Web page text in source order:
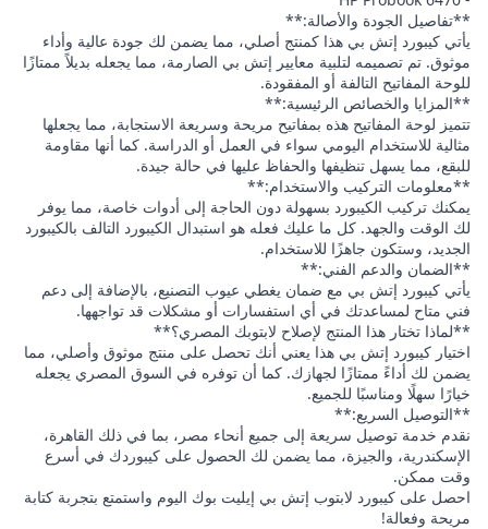
**تفاصيل الجودة والأصالة:**
يأتي كيبورد إتش بي هذا كمنتج أصلي، مما يضمن لك جودة عالية وأداء
موثوق. تم تصميمه لتلبية معايير إتش بي الصارمة، مما يجعله بديلاً ممتازًا
للوحة المفاتيح التالفة أو المفقودة.
**المزايا والخصائص الرئيسية:**
تتميز لوحة المفاتيح هذه بمفاتيح مريحة وسريعة الاستجابة، مما يجعلها
مثالية للاستخدام اليومي سواء في العمل أو الدراسة. كما أنها مقاومة
للبقع، مما يسهل تنظيفها والحفاظ عليها في حالة جيدة.
**معلومات التركيب والاستخدام:**
يمكنك تركيب الكيبورد بسهولة دون الحاجة إلى أدوات خاصة، مما يوفر
لك الوقت والجهد. كل ما عليك فعله هو استبدال الكيبورد التالف بالكيبورد
الجديد، وستكون جاهزًا للاستخدام.
**الضمان والدعم الفني:**
يأتي كيبورد إتش بي مع ضمان يغطي عيوب التصنيع، بالإضافة إلى دعم
فني متاح لمساعدتك في أي استفسارات أو مشكلات قد تواجهها.
**لماذا تختار هذا المنتج لإصلاح لابتوبك المصري؟**
اختيار كيبورد إتش بي هذا يعني أنك تحصل على منتج موثوق وأصلي، مما
يضمن لك أداءً ممتازًا لجهازك. كما أن توفره في السوق المصري يجعله
خيارًا سهلًا ومناسبًا للجميع.
**التوصيل السريع:**
نقدم خدمة توصيل سريعة إلى جميع أنحاء مصر، بما في ذلك القاهرة،
الإسكندرية، والجيزة، مما يضمن لك الحصول على كيبوردك في أسرع
وقت ممكن.
احصل على كيبورد لابتوب إتش بي إيليت بوك اليوم واستمتع بتجربة كتابة
مريحة وفعالة!